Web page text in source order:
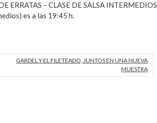
ERRATAS – CLASE DE SALSA INTERMEDIOS
es a las 19:45 h.
GARDEL Y EL FILETEADO, JUNTOS EN UNA NUEVA
MUESTRA